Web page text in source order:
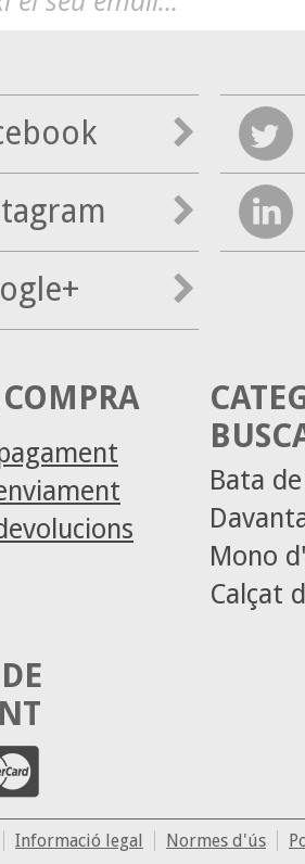
Bata
Mono
Calçat
Informació legal Normes d'ús